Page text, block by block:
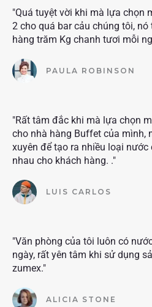
"Quá tuyệt vời khi mà lựa chọn
2 cho quá bar cảu chúng tôi,
hàng trăm Kg chanh tươi mỗi
PAULA ROBINSON
"Rất tâm đắc khi mà lựa chọn
cho nhà hàng Buffet của mình,
xuyên để tạo ra nhiều loại
nhau cho khách hàng. ."
LUIS CARLOS
"Văn phòng của tôi luôn có
ngày, rất yên tâm khi sử dụng
zumex."
ALICIA STONE